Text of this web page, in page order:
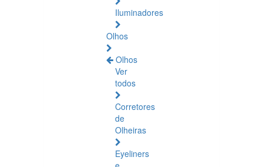
Iluminadores
Olhos
Olhos
Ver
todos
Corretores
de
Olheiras
Eyeliners